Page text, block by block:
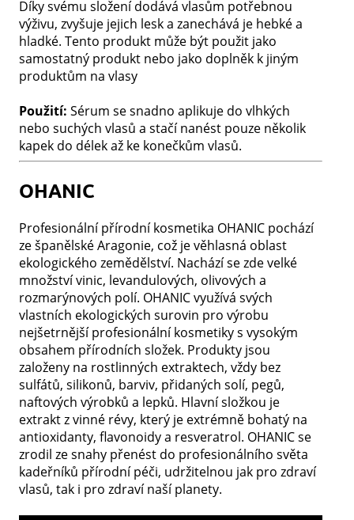
Díky svému složení dodává vlasům potřebnou
výživu, zvyšuje jejich lesk a zanechává je hebké a
hladké. Tento produkt může být použit jako
samostatný produkt nebo jako doplněk k jiným
produktům na vlasy
Použití: Sérum se snadno aplikuje do vlhkých
nebo suchých vlasů a stačí nanést pouze několik
kapek do délek až ke konečkům vlasů.
OHANIC
Profesionální přírodní kosmetika OHANIC pochází
ze španělské Aragonie, což je věhlasná oblast
ekologického zemědělství. Nachází se zde velké
množství vinic, levandulových, olivových a
rozmarýnových polí. OHANIC využívá svých
vlastních ekologických surovin pro výrobu
nejšetrnější profesionální kosmetiky s vysokým
obsahem přírodních složek. Produkty jsou
založeny na rostlinných extraktech, vždy bez
sulfátů, silikonů, barviv, přidaných solí, pegů,
naftových výrobků a lepků. Hlavní složkou je
extrakt z vinné révy, který je extrémně bohatý na
antioxidanty, flavonoidy a resveratrol. OHANIC se
zrodil ze snahy přenést do profesionálního světa
kadeřníků přírodní péči, udržitelnou jak pro zdraví
vlasů, tak i pro zdraví naší planety.